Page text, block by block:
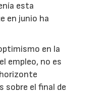
esta
en junio ha
en la
empleo, no es
sobre el final de